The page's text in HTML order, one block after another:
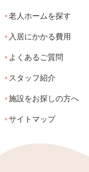
老人ホームを探す
入居にかかる費用
よくあるご質問
スタッフ紹介
施設をお探しの方へ
サイトマップ